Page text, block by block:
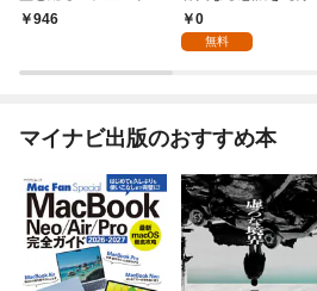
946
版】 1
0
無料
マイナビ出版のおすすめ本